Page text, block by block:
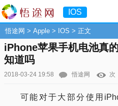
IOS
悟途网 > Apple > IOS > 正文
iPhone苹果手机电池真
知道吗
2018-03-24 19:58 悟途网 次
可能对于大部分使用